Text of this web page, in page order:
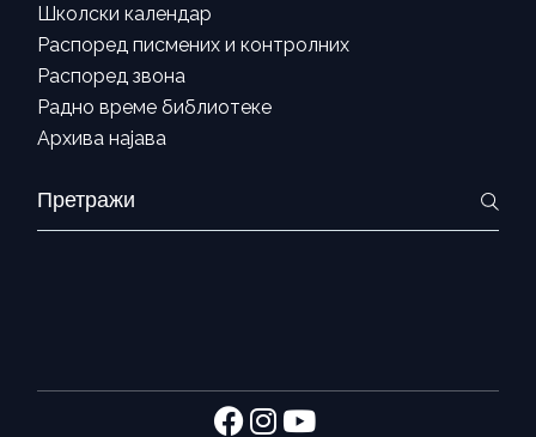
Школски календар
Распоред писмених и контролних
Распоред звона
Радно време библиотеке
Архива најава
Search
for: